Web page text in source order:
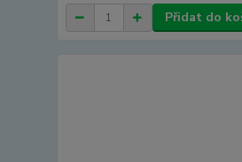
Přidat do